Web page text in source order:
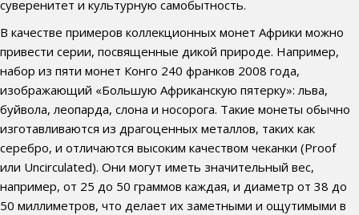
суверенитет и культурную самобытность.
В качестве примеров коллекционных монет Африки можно
привести серии, посвященные дикой природе. Например,
набор из пяти монет Конго 240 франков 2008 года,
изображающий «Большую Африканскую пятерку»: льва,
буйвола, леопарда, слона и носорога. Такие монеты обычно
изготавливаются из драгоценных металлов, таких как
серебро, и отличаются высоким качеством чеканки (Proof
или Uncirculated). Они могут иметь значительный вес,
например, от 25 до 50 граммов каждая, и диаметр от 38 до
50 миллиметров, что делает их заметными и ощутимыми в